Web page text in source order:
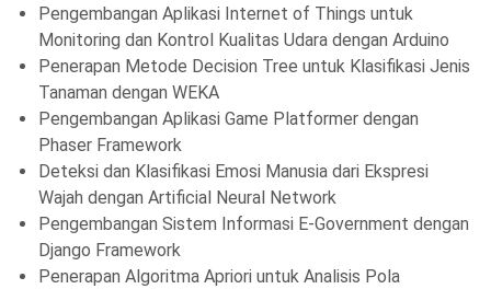
Pengembangan Aplikasi Internet of Things untuk
Monitoring dan Kontrol Kualitas Udara dengan Arduino
Penerapan Metode Decision Tree untuk Klasifikasi Jenis
Tanaman dengan WEKA
Pengembangan Aplikasi Game Platformer dengan
Phaser Framework
Deteksi dan Klasifikasi Emosi Manusia dari Ekspresi
Wajah dengan Artificial Neural Network
Pengembangan Sistem Informasi E-Government dengan
Django Framework
Penerapan Algoritma Apriori untuk Analisis Pola